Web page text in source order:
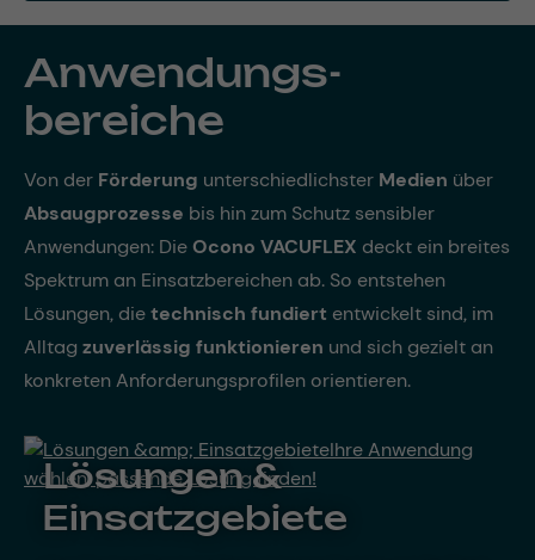
Anwendungs­
bereiche
Von der Förderung unterschiedlichster Medien über
Absaugprozesse bis hin zum Schutz sensibler
Anwendungen: DieOcono VACUFLEX deckt ein breites
Spektrum an Einsatzbereichen ab. So entstehen
Lösungen, dietechnisch fundiert entwickelt sind, im
Alltag zuverlässig funktionieren und sich gezielt an
konkreten Anforderungsprofilen orientieren.
Lösungen &
Einsatzgebiete